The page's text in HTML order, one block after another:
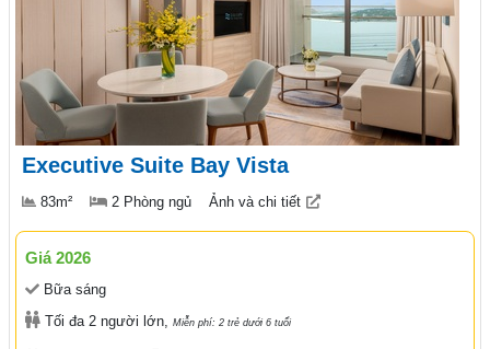
Executive Suite Bay Vista
83m² 2 Phòng ngủ Ảnh và chi tiết
Giá 2026
Bữa sáng
Tối đa 2 người lớn,
Miễn phí: 2 trẻ dưới 6 tuổi